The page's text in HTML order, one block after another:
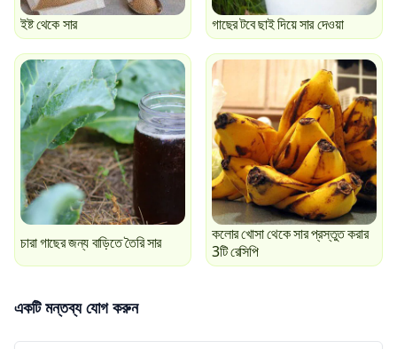
ইষ্ট থেকে সার গাছের টবে ছাই দিয়ে সার দেওয়া
চারা গাছের জন্য বাড়িতে তৈরি সার
কলাের খোসা থেকে সার প্রস্তুত করার
3টি রেসিপি
একটি মন্তব্য যোগ করুন